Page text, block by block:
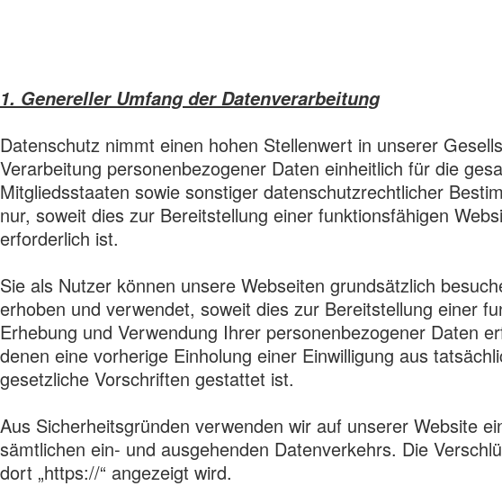
1. Genereller Umfang der Datenverarbeitung
Datenschutz nimmt einen hohen Stellenwert in unserer
Verarbeitung personenbezogener Daten einheitlich für die
Mitgliedsstaaten sowie sonstiger datenschutzrechtlicher
nur, soweit dies zur Bereitstellung einer funktionsfähigen
erforderlich ist.
Sie als Nutzer können unsere Webseiten grundsätzlich
erhoben und verwendet, soweit dies zur Bereitstellung einer
Erhebung und Verwendung Ihrer personenbezogener Daten
denen eine vorherige Einholung einer Einwilligung aus
gesetzliche Vorschriften gestattet ist.
Aus Sicherheitsgründen verwenden wir auf unserer Website
sämtlichen ein- und ausgehenden Datenverkehrs. Die
dort „https://“ angezeigt wird.